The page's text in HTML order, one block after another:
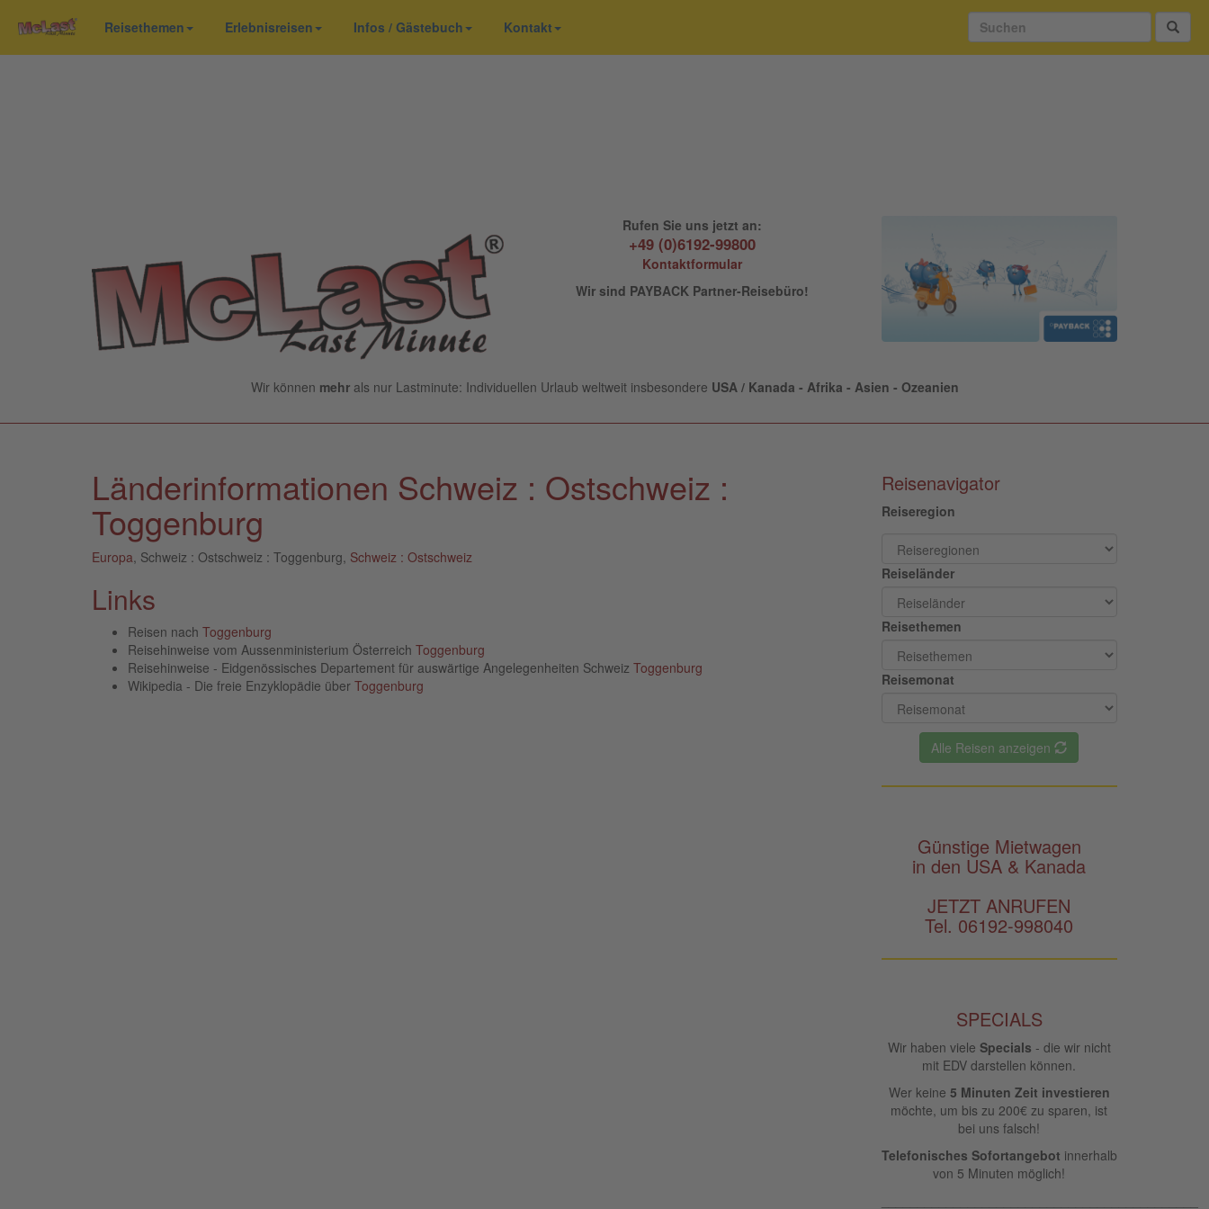
Rufen Sie uns jetzt an:
+49 (0)6192-99800
Kontaktformular
Wir sind PAYBACK Partner-Reisebüro!
Wir können mehrals nur Lastminute: Individuellen Urlaub weltweit insbesondere USA / Kanada - Afrika - Asien - Ozeanien
Reisethemen Erlebnisreisen Infos / Gästebuch Kontakt
Länderinformationen Schweiz : Ostschweiz :
Toggenburg
Europa , Schweiz : Ostschweiz : Toggenburg, Schweiz : Ostschweiz
Links
Reisen nach Toggenburg
Reisehinweise vom Aussenministerium Österreich Toggenburg
Reisehinweise - Eidgenössisches Departement für auswärtige Angelegenheiten Schweiz Toggenburg
Wikipedia - Die freie Enzyklopädie über Toggenburg
Reisenavigator
Reiseregion
Reiseländer
Reisethemen
Reisemonat
Alle Reisen anzeigen
Günstige Mietwagen
in den USA & Kanada
JETZT ANRUFEN
Tel. 06192-998040
SPECIALS
Wir haben viele Specials - die wir nicht
mit EDV darstellen können.
Wer keine 5 Minuten Zeit investieren
möchte, um bis zu 200€ zu sparen, ist
bei uns falsch!
Telefonisches Sofortangebot innerhalb
von 5 Minuten möglich!